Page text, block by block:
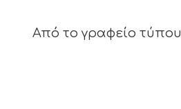
Από το γραφείο τύπου